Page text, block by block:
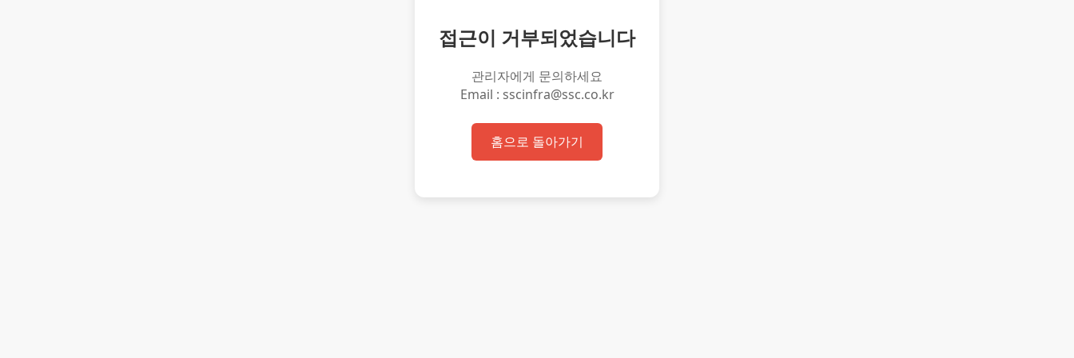
접근이 거부되었습니다
관리자에게 문의하세요
Email : sscinfra@ssc.co.kr
홈으로 돌아가기